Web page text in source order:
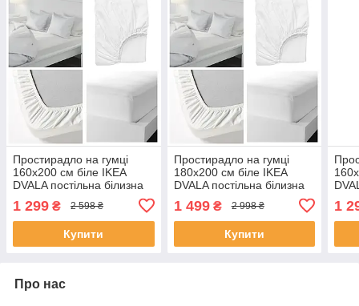
Простирадло на гумці
160х200 см біле IKEA
DVALA постільна білизна
двоспальна 100% бавовна
ІКЕА ДВАЛА
1 299 ₴ 2 598 ₴
Купити
Простирадло на гумці
180х200 см біле IKEA
DVALA постільна білизна
двоспальна 100% бавовна
ІКЕА ДВАЛА
1 499₴ 2 998 ₴
Купити
1
Про нас